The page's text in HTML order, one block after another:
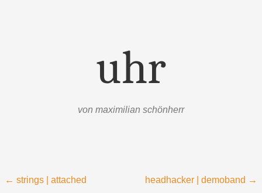
uhr
von maximilian schönherr
Beitragsnavigation
← strings | attached headhacker | demoband →